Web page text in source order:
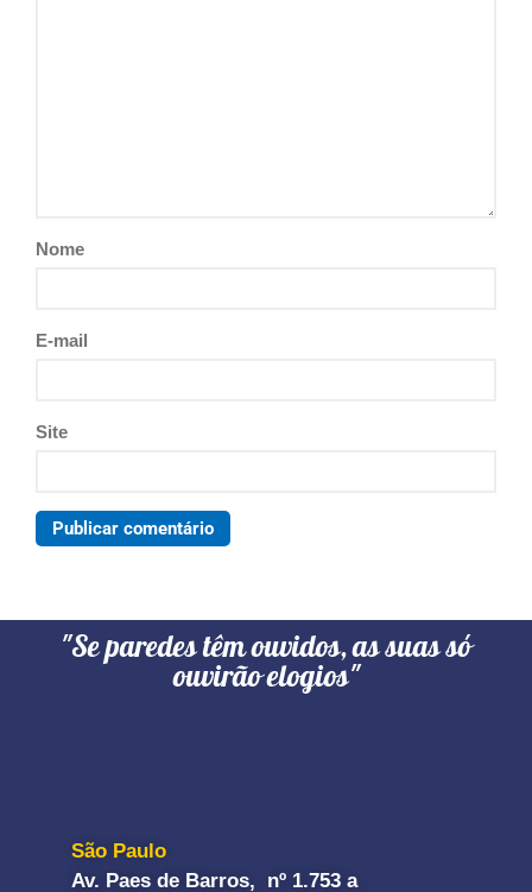
Nome
E-mail
Site
"Se paredes têm ouvidos, as suas só
ouvirão elogios"
São Paulo
Av. Paes de Barros, nº 1.753 a